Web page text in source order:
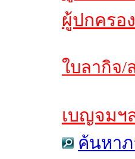
ผู้ปกครอ
ใบลากิจ/
เบญจมฯ
ค้นหาภ